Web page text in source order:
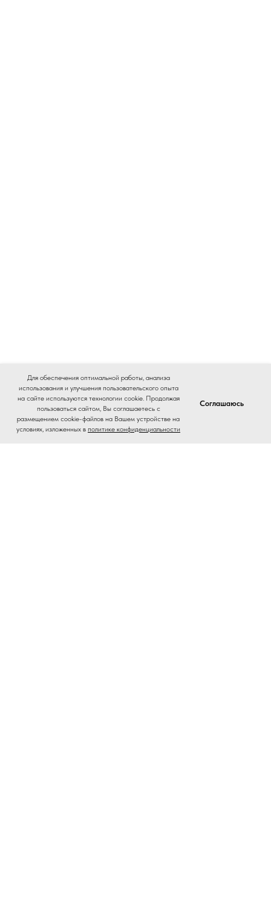
Home Catalog Journal
Для обеспечения оптимальной работы, анализа
использования и улучшения пользовательского опыта
на сайте используются технологии cookie. Продолжая
пользоваться сайтом, Вы соглашаетесь с
размещением cookie-файлов на Вашем устройстве на
условиях, изложенных в политике конфиденциальности
Соглашаюсь